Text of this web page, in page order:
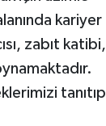
kariyer
zabıt katibi,
tanıtıp